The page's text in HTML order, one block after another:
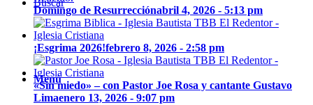
Buscar
Menú
Domingo de Resurrecciónabril 4, 2026 - 5:13 pm
¡Esgrima 2026!febrero 8, 2026 - 2:58 pm
«Sin miedo» – con Pastor Joe Rosa y cantante Gustavo
Limaenero 13, 2026 - 9:07 pm